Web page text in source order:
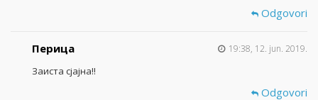
Odgovori
Перица 19:38, 12. jun. 2019.
Заиста сјајна!!
Odgovori